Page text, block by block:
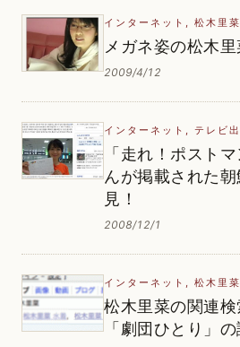
インターネット , 松木里菜
メガネ姿の松木
2009/4/12
インターネット , テレビ
「走れ！ポスト
んが掲載された
見！
2008/12/1
インターネット , 松木里菜
松木里菜の関連
「劇団ひとり」